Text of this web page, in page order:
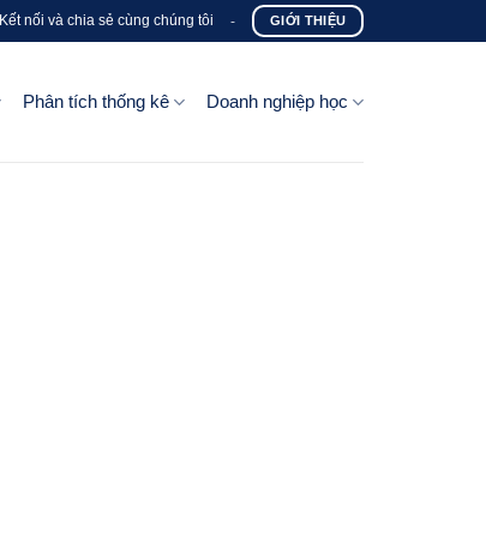
Kết nối và chia sẻ cùng chúng tôi - GIỚI THIỆU
Phân tích thống kê Doanh nghiệp học